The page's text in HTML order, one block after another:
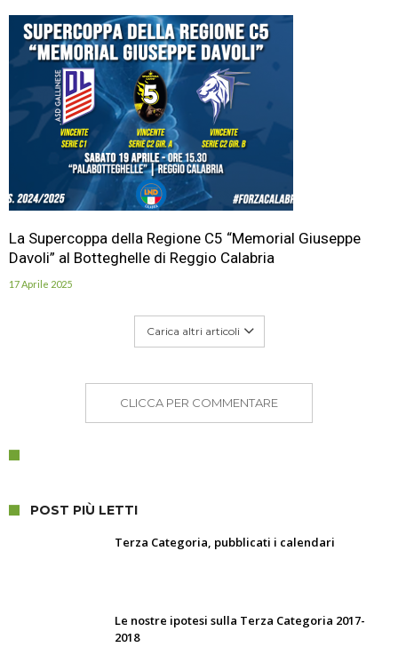
La Supercoppa della Regione C5 “Memorial Giuseppe
Davoli” al Botteghelle di Reggio Calabria
17 Aprile 2025
Carica altri articoli
CLICCA PER COMMENTARE
POST PIÙ LETTI
Terza Categoria, pubblicati i calendari
Le nostre ipotesi sulla Terza Categoria 2017-
2018